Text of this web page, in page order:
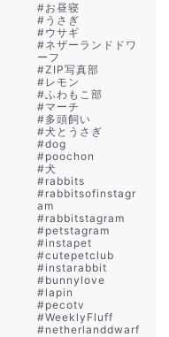
#お昼寝
# うさぎ
#ウサギ
#ネザーランドドワ
ーフ
#ZIP写真部
#レモン
#ふわもこ部
#マーチ
#多頭飼い
#犬とうさぎ
#dog
#poochon
#犬
#rabbits
#rabbitsofinstagr
am
#rabbitstagram
#petstagram
#instapet
#cutepetclub
#instarabbit
#bunnylove
#lapin
#pecotv
#WeeklyFluff
#netherlanddwarf